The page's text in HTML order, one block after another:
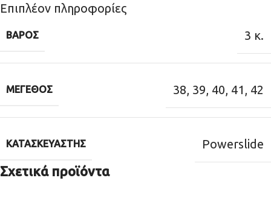
Επιπλέον πληροφορίες
ΒΆΡΟΣ 3 κ.
ΜΈΓΕΘΟΣ 38, 39, 40, 41 , 42
ΚΑΤΑΣΚΕΥΑΣΤΉΣ Powerslide
Σχετικά προϊόντα